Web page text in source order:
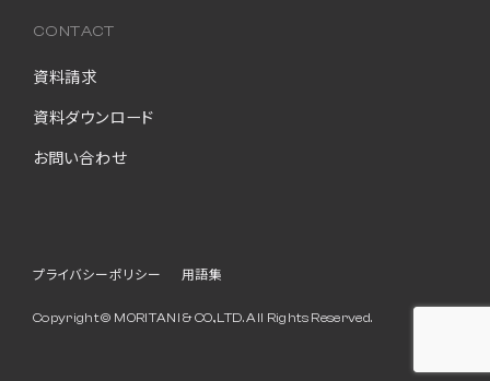
CONTACT
資料請求
資料ダウンロード
お問い合わせ
プライバシーポリシー 用語集
Copyright © MORITANI & CO.,LTD. All Rights Reserved.